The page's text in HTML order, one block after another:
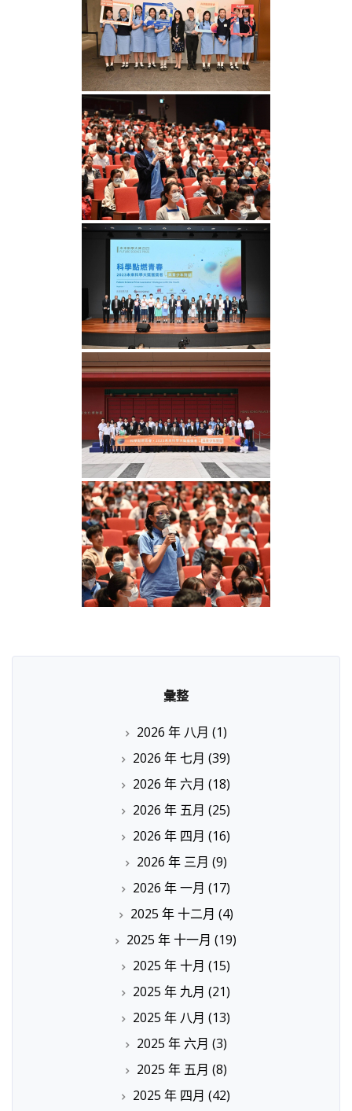
彙整
2026 年 八月 (1)
2026 年 七月 (39)
2026 年 六月 (18)
2026 年 五月 (25)
2026 年 四月 (16)
2026 年 三月 (9)
2026 年 一月 (17)
2025 年 十二月 (4)
2025 年 十一月 (19)
2025 年 十月 (15)
2025 年 九月 (21)
2025 年 八月 (13)
2025 年 六月 (3)
2025 年 五月 (8)
2025 年 四月 (42)